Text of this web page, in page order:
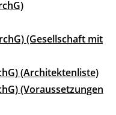
(Gesellschaft mit
(Architektenliste)
(Voraussetzungen